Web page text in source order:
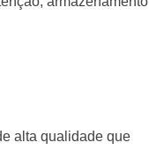
alta qualidade que